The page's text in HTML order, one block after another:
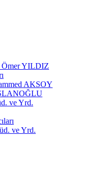
Ömer YILDIZ
AKSOY
ve Yrd.
ve Yrd.